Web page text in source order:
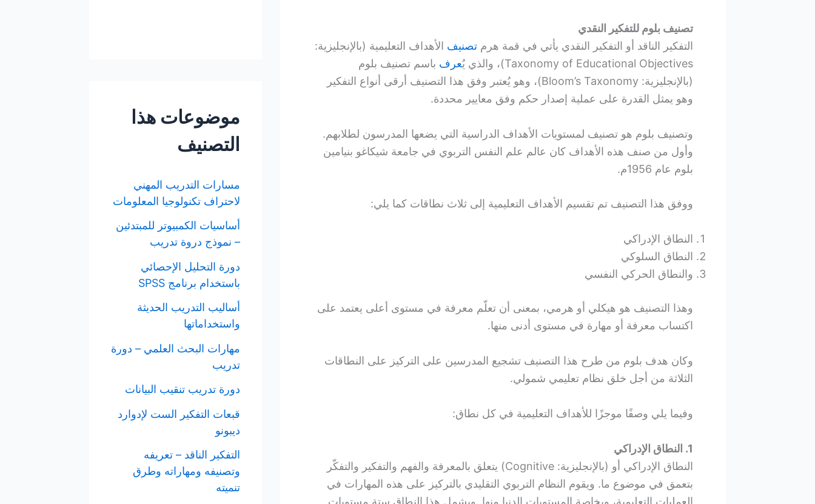
تصنيف بلوم للتفكير النقدي
التفكير الناقد أو التفكير النقدي يأتي في قمة هرم تصنيف الأهداف التعليمية (بالإنجليزية:
Taxonomy of Educational Objectives)،‏ والذي يُ
عرف باسم تصنيف بلوم
(بالإنجليزية: Bloom’s Taxonomy)، وهو يُعتبر وفق هذا التصنيف أرقى أنواع التفكير
وهو يمثل القدرة على عملية إصدار حكم وفق معايير محددة.
وتصنيف بلوم هو تصنيف لمستويات الأهداف الدراسية التي يضعها المدرسون لطلابهم.
وأول من صنف هذه الأهداف كان عالم علم النفس التربوي في جامعة شيكاغو بنيامين
بلوم عام 1956م.
ووفق هذا التصنيف تم تقسيم الأهداف التعليمية إلى ثلاث نطاقات كما يلي:
النطاق الإدراكي
النطاق السلوكي
والنطاق الحركي النفسي
وهذا التصنيف هو هيكلي أو هرمي، بمعنى أن تعلّم معرفة في مستوى أعلى يعتمد على
اكتساب معرفة أو مهارة في مستوى أدنى منها.
وكان هدف بلوم من طرح هذا التصنيف تشجيع المدرسين على التركيز على النطاقات
الثلاثة من أجل خلق نظام تعليمي شمولي.
وفيما يلي وصفًا موجزًا للأهداف التعليمية في كل نطاق:
1. النطاق الإدراكي
النطاق الإدراكي أو (بالإنجليزية: Cognitive) يتعلق بالمعرفة والفهم والتفكير والتفكّر
بتعمق في موضوع ما. ويقوم النظام التربوي التقليدي بالتركيز على هذه المهارات في
العمليات التعليمية، وبخاصة المستويات الدنيا منها. ويشمل هذا النطاق ستة مستويات
موضوعات هذا
التصنيف
مسارات التدريب المهني
لاحتراف تكنولوجيا المعلومات
أساسيات الكمبيوتر للمبتدئين
– نموذج دروة تدريب
دورة التحليل الإحصائي
باستخدام برنامج SPSS
أساليب التدريب الحديثة
واستخداماتها
مهارات البحث العلمي – دورة
تدريب
دورة تدريب تنقيب البيانات
قبعات التفكير الست لإدوارد
ديبونو
التفكير الناقد – تعريفه
وتصنيفه ومهاراته وطرق
تنميته